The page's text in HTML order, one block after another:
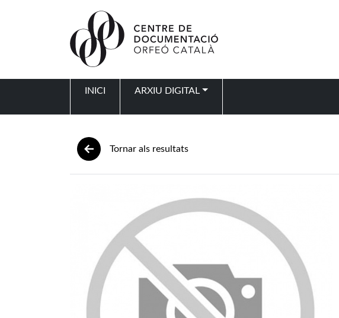
INICI ARXIU DIGITAL
Tornar als resultats